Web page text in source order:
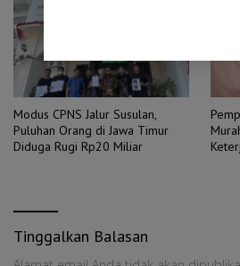
Modus CPNS Jalur Susulan,
Puluhan Orang di Jawa Timur
Diduga Rugi Rp20 Miliar
Tinggalkan Balasan